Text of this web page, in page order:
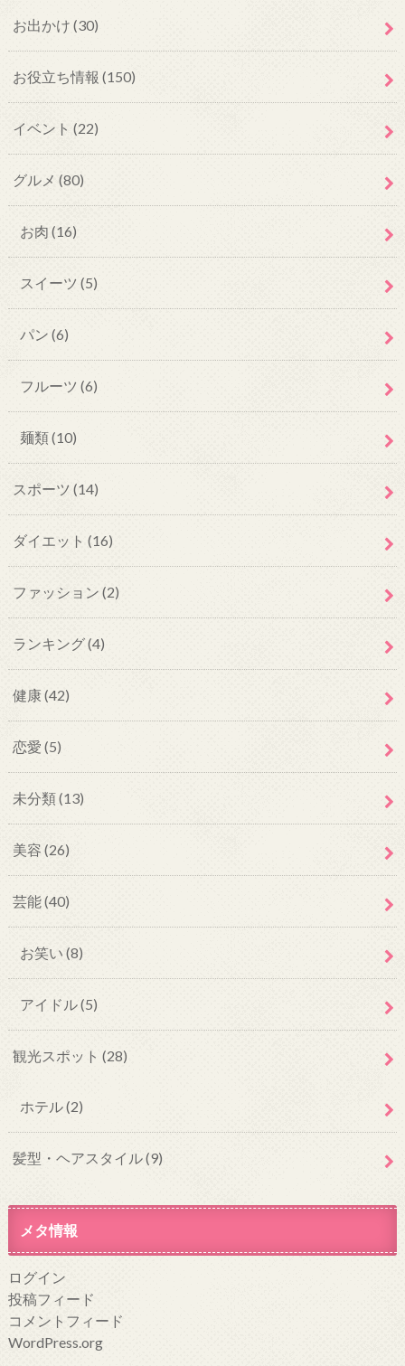
お出かけ (30)
お役立ち情報 (150)
イベント (22)
グルメ (80)
お肉 (16)
スイーツ (5)
パン (6)
フルーツ (6)
麺類(10)
スポーツ (14)
ダイエット (16)
ファッション (2)
ランキング(4)
健康(42)
恋愛 (5)
未分類(13)
美容 (26)
芸能(40)
お笑い (8)
アイドル(5)
観光スポット (28)
ホテル(2)
髪型・ヘアスタイル(9)
メタ情報
ログイン
投稿フィード
コメントフィード
WordPress.org